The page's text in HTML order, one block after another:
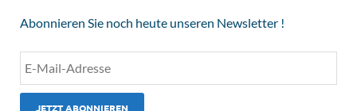
Abonnieren Sie noch heute unseren Newsletter !